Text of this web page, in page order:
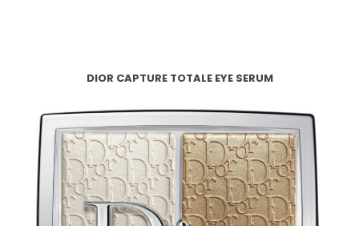
DIOR CAPTURE TOTALE EYE SERUM